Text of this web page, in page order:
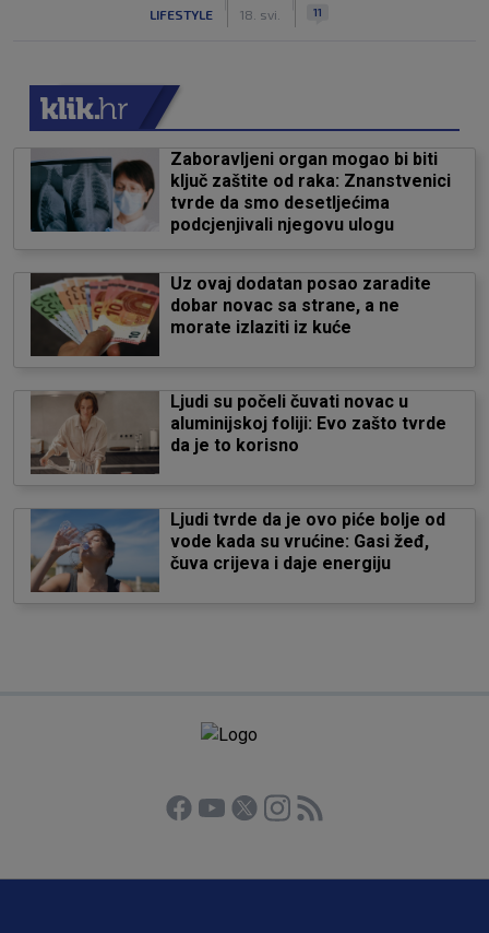
LIFESTYLE 18. svi. 11
Zaboravljeni organ mogao bi biti
ključ zaštite od raka: Znanstvenici
tvrde da smo desetljećima
podcjenjivali njegovu ulogu
Uz ovaj dodatan posao zaradite
dobar novac sa strane, a ne
morate izlaziti iz kuće
Ljudi su počeli čuvati novac u
aluminijskoj foliji: Evo zašto tvrde
da je to korisno
Ljudi tvrde da je ovo piće bolje od
vode kada su vrućine: Gasi žeđ,
čuva crijeva i daje energiju